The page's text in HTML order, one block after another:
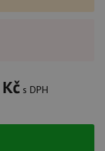
Kč s DPH